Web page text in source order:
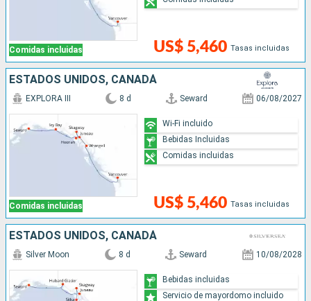
Comidas incluidas US$ 5,460 Tasas incluidas
ESTADOS UNIDOS, CANADÁ
Comidas incluidas
EXPLORA III 8 d Seward 06/08/2027
US$ 5,460 Tasas incluidas
Wi-Fi incluido
Bebidas Incluidas
Comidas incluidas
ESTADOS UNIDOS, CANADÁ
Silver Moon 8 d Seward 10/08/2028
Bebidas incluidas
Servicio de mayordomo incluido